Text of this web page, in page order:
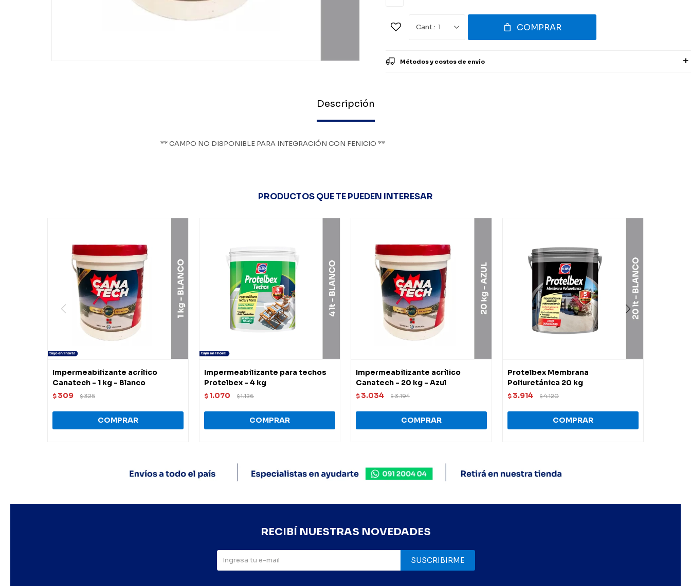
1 COMPRAR
Métodos y costos de envío
Descripción
** CAMPO NO DISPONIBLE PARA INTEGRACIÓN CON FENICIO **
PRODUCTOS QUE TE PUEDEN INTERESAR
Impermeabilizante acrílico
Canatech - 1 kg - Blanco
$ 309 $325
Impermeabilizante para techos
Protelbex - 4 kg
$ 1.070 $1.126
Impermeabilizante acrílico
Canatech - 20 kg - Azul
$ 3.034 $3.194
Protelbex Membrana
Poliuretánica 20 kg
$ 3.914 $4.120
RECIBÍ NUESTRAS NOVEDADES
SUSCRIBIRME